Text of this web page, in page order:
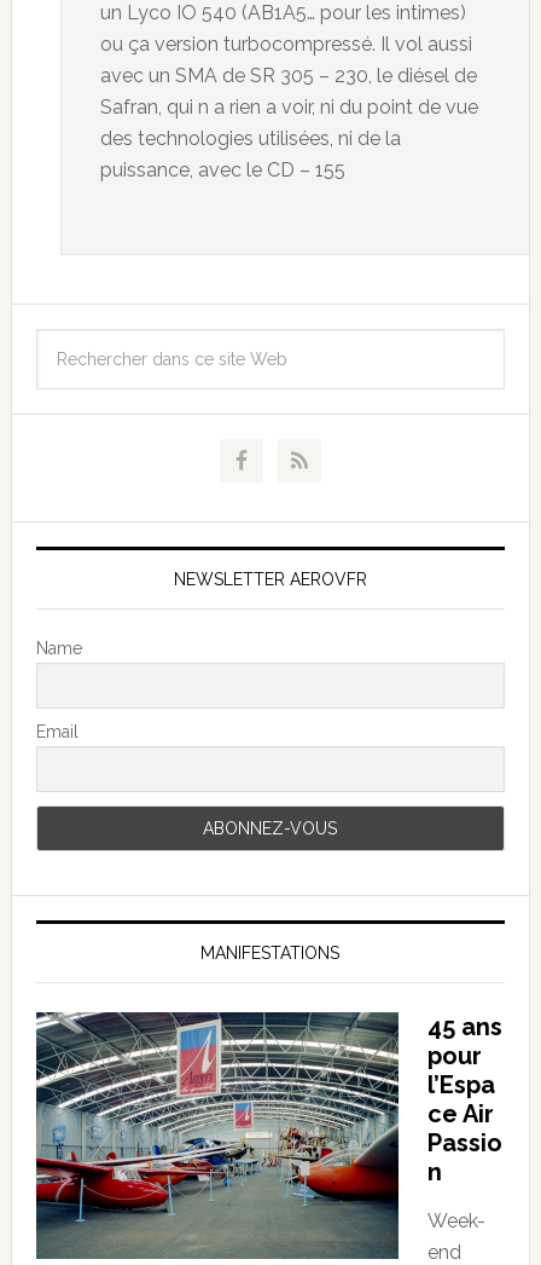
un Lyco IO 540 (AB1A5… pour les intimes)
ou ça version turbocompressé. Il vol aussi
avec un SMA de SR 305 – 230, le diésel de
Safran, qui n a rien a voir, ni du point de vue
des technologies utilisées, ni de la
puissance, avec le CD – 155
NEWSLETTER AEROVFR
Name
Email
MANIFESTATIONS
45 ans
pour
l’Espa
ce Air
Passio
n
Week-
end